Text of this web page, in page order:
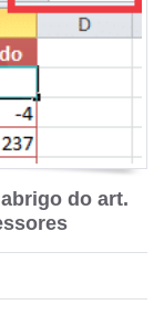
do art.